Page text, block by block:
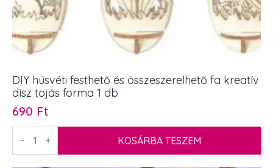
DIY húsvéti festhető és összeszerelhető fa kreatív
dísz tojás forma 1 db
690 Ft
DIY
húsvéti
KOSÁRBA TESZEM